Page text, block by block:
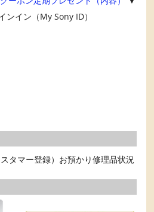
ンイン（My Sony ID）
スタマー登録）お預かり修理品状況